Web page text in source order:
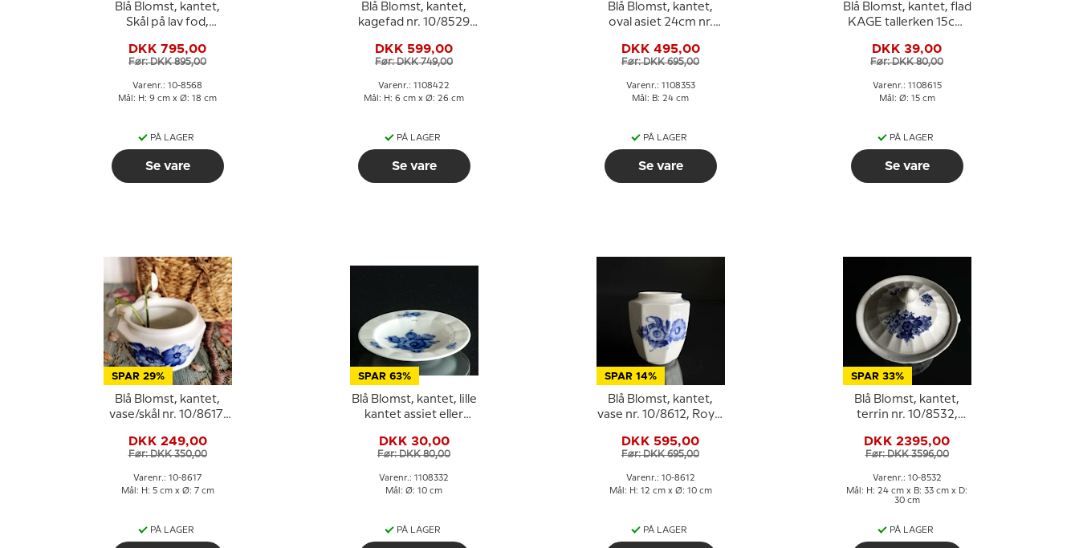
Blå Blomst, kantet,
Skål på lav fod,
Royal Copenhagen
DKK 795,00
Før: DKK 895,00
Varenr.: 10-8568
Mål: H: 9 cm x Ø: 18 cm
PÅ LAGER
Se vare
Blå Blomst, kantet,
kagefad nr. 10/8529
DKK 599,00
Før: DKK 749,00
Varenr.: 1108422
Mål: H: 6 cm x Ø: 26 cm
PÅ LAGER
Se vare
Blå Blomst, kantet,
oval asiet 24cm nr.
DKK 495,00
Før: DKK 695,00
Varenr.: 1108353
Mål: B: 24 cm
PÅ LAGER
Se vare
Blå Blomst, kantet, flad
KAGE tallerken 15cm
DKK 39,00
Før: DKK 80,00
Varenr.: 1108615
Mål: Ø: 15 cm
PÅ LAGER
Se vare
SPAR 29%
Blå Blomst, kantet,
vase/skål nr. 10/8617,
DKK 249,00
Før: DKK 350,00
Varenr.: 10-8617
Mål: H: 5 cm x Ø: 7 cm
PÅ LAGER
SPAR 63%
Blå Blomst, kantet, lille
kantet assiet eller
10/8554 eller 332
DKK 30,00
Før: DKK 80,00
Varenr.: 1108332
Mål: Ø: 10 cm
PÅ LAGER
SPAR 14%
Blå Blomst, kantet,
vase nr. 10/8612, Royal
DKK 595,00
Før: DKK 695,00
Varenr.: 10-8612
Mål: H: 12 cm x Ø: 10 cm
PÅ LAGER
SPAR 33%
Blå Blomst, kantet,
terrin nr. 10/8532,
DKK 2395,00
Før: DKK 3596,00
Varenr.: 10-8532
Mål: H: 24 cm x B: 33 cm x D:
30 cm
PÅ LAGER